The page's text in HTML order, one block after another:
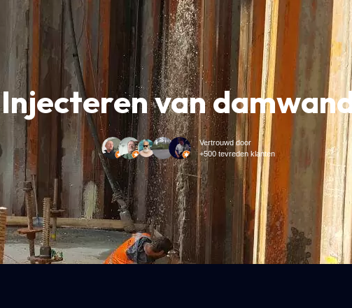
Injecteren van
Vertrouwd door
+500 tevreden klanten